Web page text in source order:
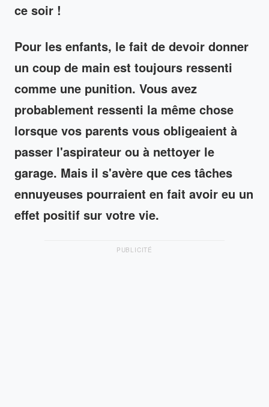
ce soir !
Pour les enfants, le fait de devoir donner
un coup de main est toujours ressenti
comme une punition. Vous avez
probablement ressenti la même chose
lorsque vos parents vous obligeaient à
passer l'aspirateur ou à nettoyer le
garage. Mais il s'avère que ces tâches
ennuyeuses pourraient en fait avoir eu un
effet positif sur votre vie.
PUBLICITÉ